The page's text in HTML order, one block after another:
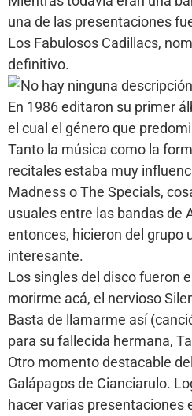
una de las presentaciones
Los Fabulosos Cadillacs,
definitivo.
En 1986 editaron su primer
el cual el género que
Tanto la música como la
recitales estaba muy
Madness o The Specials,
usuales entre las bandas de
entonces, hicieron del grupo
interesante.
Los singles del disco fueron
morirme acá, el nervioso
Basta de llamarme así
para su fallecida hermana,
Otro momento destacable
Galápagos de Cianciarulo.
hacer varias presentaciones